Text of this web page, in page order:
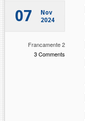
07
Nov
2024
Francamente 2
3 Comments